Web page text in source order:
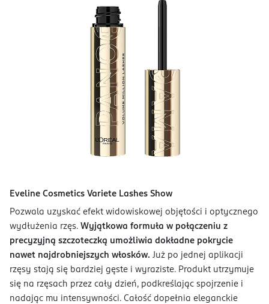
Eveline Cosmetics Variete Lashes Show
Pozwala uzyskać efekt widowiskowej objętości i optycznego
wydłużenia rzęs. Wyjątkowa formuła w połączeniu z
precyzyjną szczoteczką umożliwia dokładne pokrycie
nawet najdrobniejszych włosków. Już po jednej aplikacji
rzęsy stają się bardziej gęste i wyraziste. Produkt utrzymuje
się na rzęsach przez cały dzień, podkreślając spojrzenie i
nadając mu intensywności. Całość dopełnia eleganckie